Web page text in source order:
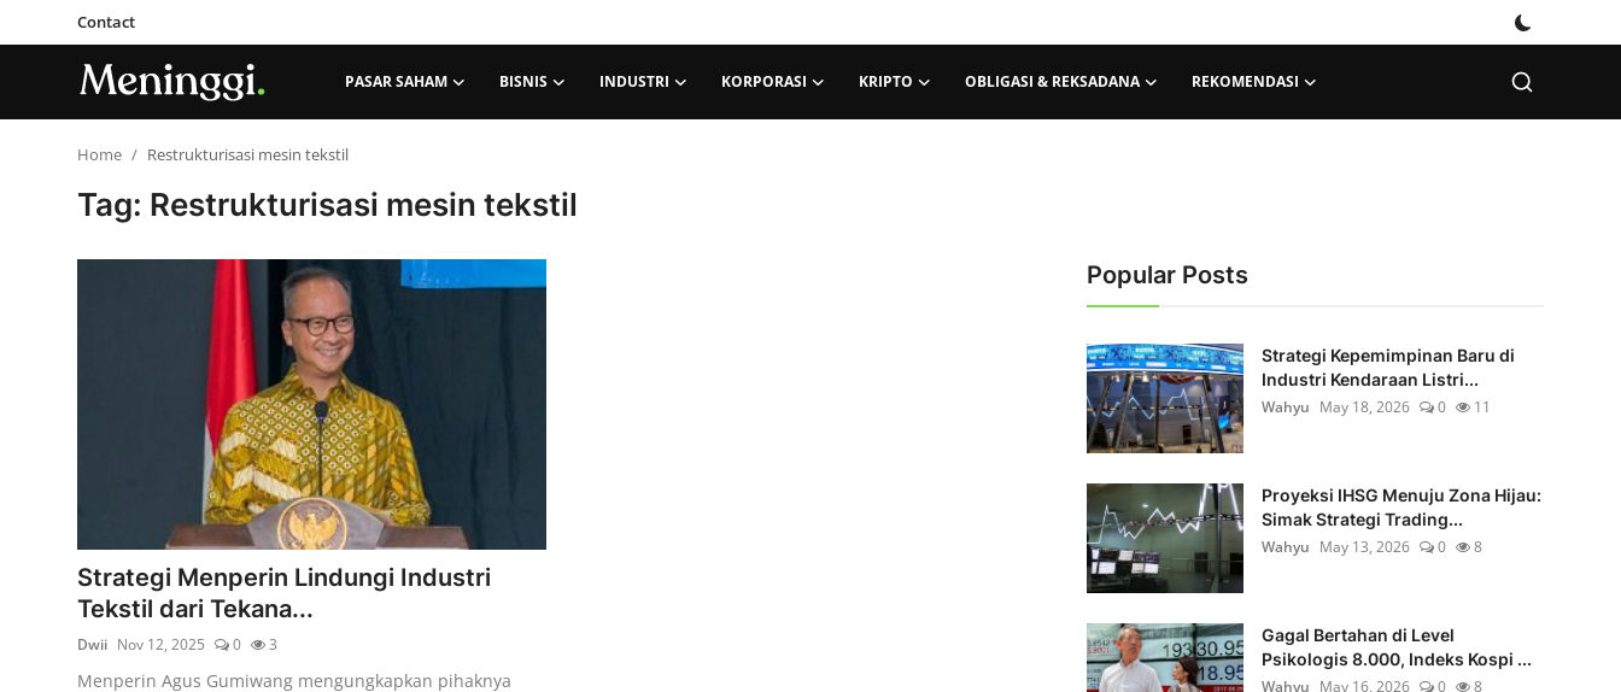
Contact
PASAR SAHAM BISNIS INDUSTRI KORPORASI KRIPTO OBLIGASI & REKSADANA REKOMENDASI
Contact
Pasar Saham
Obligasi & Reksadana
Rekomendasi
Home Restrukturisasi mesin tekstil
Tag: Restrukturisasi mesin tekstil
Strategi Menperin Lindungi Industri
Tekstil dari Tekana...
Dwii Nov 12, 2025 0 3
Menperin Agus Gumiwang mengungkapkan pihaknya
Popular Posts
Strategi Kepemimpinan Baru di
Industri Kendaraan Listri...
Wahyu May 18, 2026 0 11
Proyeksi IHSG Menuju Zona Hijau:
Simak Strategi Trading...
Wahyu May 13, 2026 0 8
Gagal Bertahan di Level
Psikologis 8.000, Indeks Kospi ...
Wahyu May 16, 2026 0 8